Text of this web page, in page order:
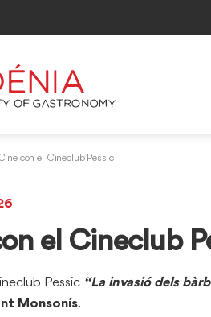
con el Cineclub Pessic
el Cineclub
Pessic “La invasió dels
Monsonís.